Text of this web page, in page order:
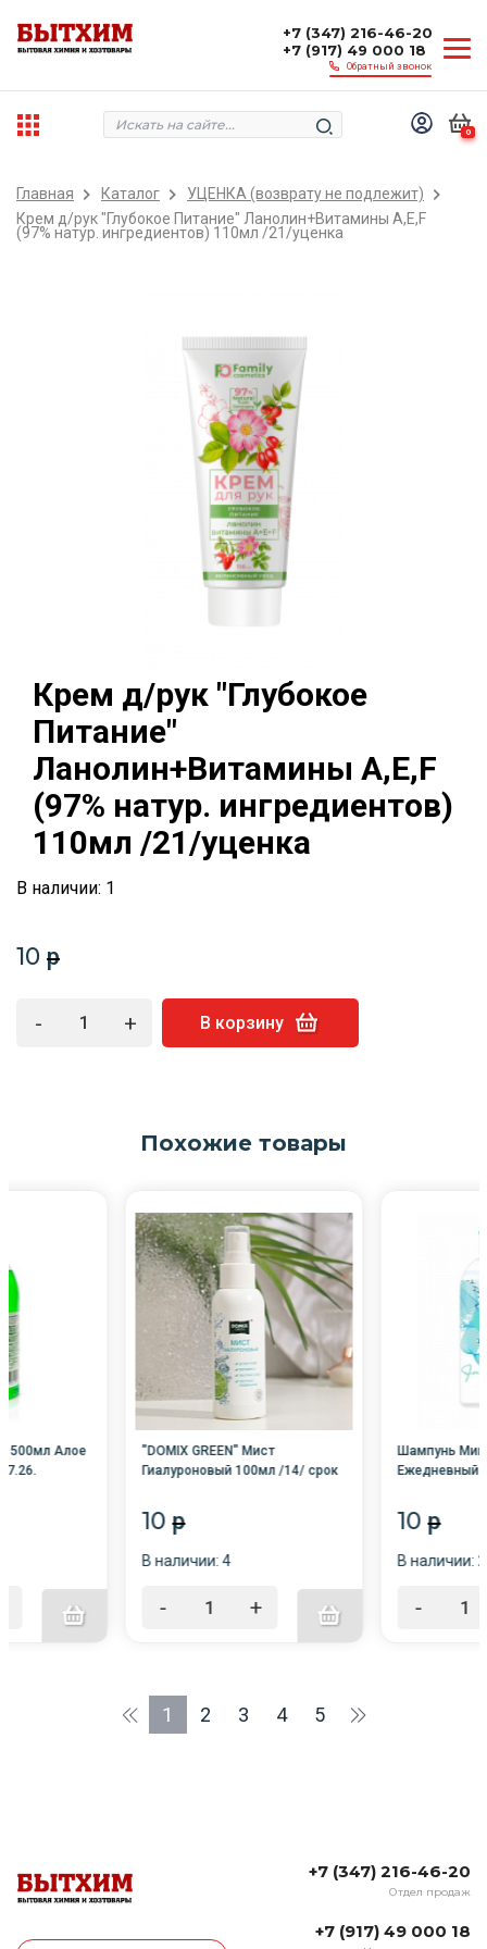
+7 (347) 216-46-20
+7 (917) 49 000 18
Обратный звонок
0
Главная Каталог
УЦЕНКА (возврату не подлежит)
Крем д/рук "Глубокое Питание" Ланолин+Витамины A,Е,F
(97% натур. ингредиентов) 110мл /21/уценка
Крем д/рук "Глубокое
Питание"
Ланолин+Витамины A,Е,F
(97% натур. ингредиентов)
110мл /21/уценка
В наличии: 1
10 p
- + В корзину
Похожие товары
500мл Алое
"DOMIX GREEN" Мист
Гиалуроновый 100мл /14/ срок
10 p
В наличии: 4
- +
Шампунь
Ежедневный
10 p
В наличии: 2
-
1 2 3 4 5
+7 (347) 216-46-20
Отдел продаж
+7 (917) 49 000 18